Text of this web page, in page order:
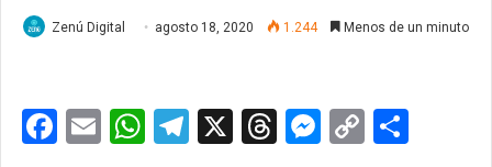
Zenú Digital agosto 18, 2020 1.244 Menos de un minuto
Facebook
EmailWhatsApp
Telegram
X ThreadsCopy